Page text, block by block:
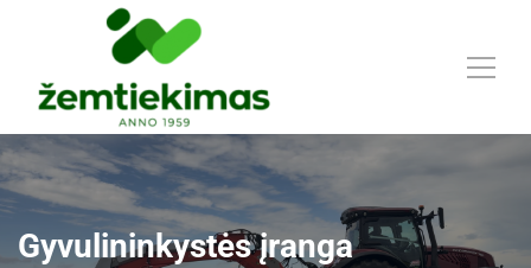
Gyvulininkystės įranga